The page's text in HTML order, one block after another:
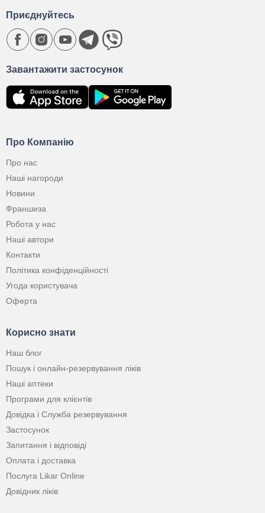
Про Компанію
Про нас
Наші нагороди
Новини
Франшиза
Робота у нас
Наші автори
Контакти
Політика конфіденційності
Угода користувача
Оферта
Корисно знати
Наш блог
Пошук і онлайн-резервування ліків
Наші аптеки
Програми для клієнтів
Довідка і Служба резервування
Застосунок
Запитання і відповіді
Оплата і доставка
Послуга Likar Online
Довідник ліків
Завантажити застосунок
Приєднуйтесь